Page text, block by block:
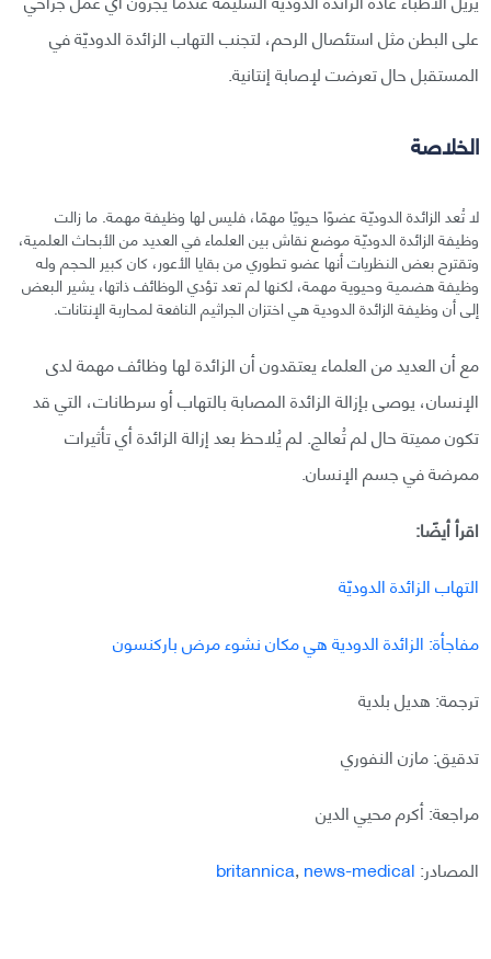
على البطن مثل استئصال الرحم، لتجنب التهاب الزائدة الدوديّة في
المستقبل حال تعرضت لإصابة إنتانية.
الخلاصة
لا تُعد الزائدة الدوديّة عضوًا حيويًا مهمًا، فليس لها وظيفة مهمة. ما زالت
وظيفة الزائدة الدوديّة موضع نقاش بين العلماء في العديد من الأبحاث العلمية،
وتقترح بعض النظريات أنها عضو تطوري من بقايا الأعور، كان كبير الحجم وله
وظيفة هضمية وحيوية مهمة، لكنها لم تعد تؤدي الوظائف ذاتها، يشير البعض
إلى أن وظيفة الزائدة الدودية هي اختزان الجراثيم النافعة لمحاربة الإنتانات.
مع أن العديد من العلماء يعتقدون أن الزائدة لها وظائف مهمة لدى
الإنسان، يوصى بإزالة الزائدة المصابة بالتهاب أو سرطانات، التي قد
تكون مميتة حال لم تُعالج. لم يُلاحظ بعد إزالة الزائدة أي تأثيرات
ممرضة في جسم الإنسان.
اقرأ أيضًا:
التهاب الزائدة الدوديّة
مفاجأة: الزائدة الدودية هي مكان نشوء مرض باركنسون
ترجمة: هديل بلدية
تدقيق: مازن النفوري
مراجعة: أكرم محيي الدين
المصادر:
britannica, news-medical